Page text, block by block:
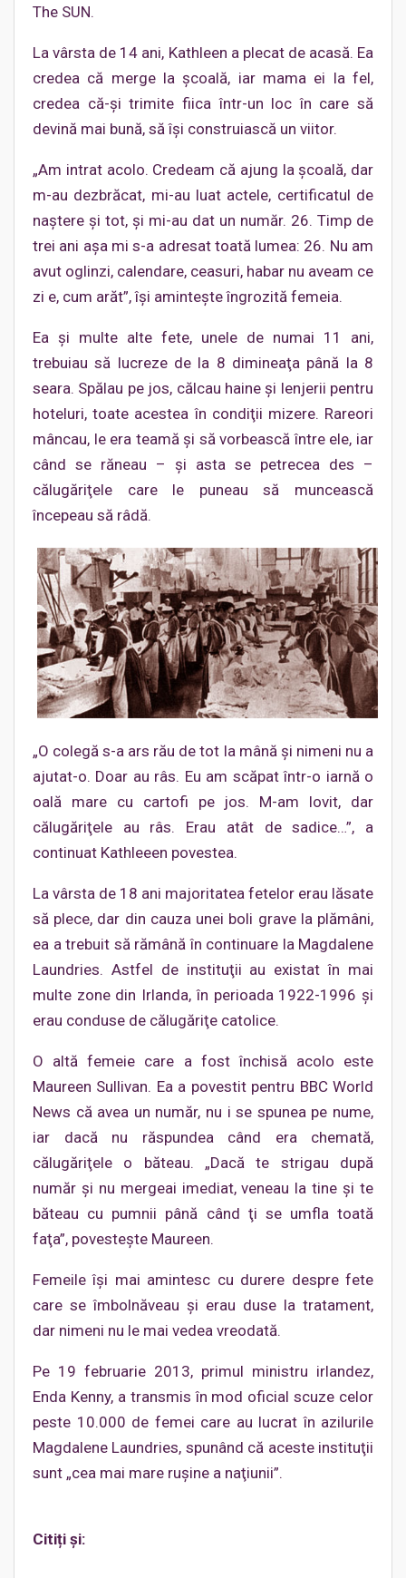
The SUN.
La vârsta de 14 ani, Kathleen a plecat de acasă. Ea
credea că merge la şcoală, iar mama ei la fel,
credea că-şi trimite fiica într-un loc în care să
devină mai bună, să îşi construiască un viitor.
„Am intrat acolo. Credeam că ajung la şcoală, dar
m-au dezbrăcat, mi-au luat actele, certificatul de
naştere şi tot, şi mi-au dat un număr. 26. Timp de
trei ani aşa mi s-a adresat toată lumea: 26. Nu am
avut oglinzi, calendare, ceasuri, habar nu aveam ce
zi e, cum arăt”, îşi aminteşte îngrozită femeia.
Ea şi multe alte fete, unele de numai 11 ani,
trebuiau să lucreze de la 8 dimineaţa până la 8
seara. Spălau pe jos, călcau haine şi lenjerii pentru
hoteluri, toate acestea în condiţii mizere. Rareori
mâncau, le era teamă şi să vorbească între ele, iar
când se răneau – şi asta se petrecea des –
călugăriţele care le puneau să muncească
începeau să râdă.
„O colegă s-a ars rău de tot la mână şi nimeni nu a
ajutat-o. Doar au râs. Eu am scăpat într-o iarnă o
oală mare cu cartofi pe jos. M-am lovit, dar
călugăriţele au râs. Erau atât de sadice…”, a
continuat Kathleeen povestea.
La vârsta de 18 ani majoritatea fetelor erau lăsate
să plece, dar din cauza unei boli grave la plămâni,
ea a trebuit să rămână în continuare la Magdalene
Laundries. Astfel de instituţii au existat în mai
multe zone din Irlanda, în perioada 1922-1996 şi
erau conduse de călugăriţe catolice.
O altă femeie care a fost închisă acolo este
Maureen Sullivan. Ea a povestit pentru BBC World
News că avea un număr, nu i se spunea pe nume,
iar dacă nu răspundea când era chemată,
călugăriţele o băteau. „Dacă te strigau după
număr şi nu mergeai imediat, veneau la tine şi te
băteau cu pumnii până când ţi se umfla toată
faţa”, povesteşte Maureen.
Femeile îşi mai amintesc cu durere despre fete
care se îmbolnăveau şi erau duse la tratament,
dar nimeni nu le mai vedea vreodată.
Pe 19 februarie 2013, primul ministru irlandez,
Enda Kenny, a transmis în mod oficial scuze celor
peste 10.000 de femei care au lucrat în azilurile
Magdalene Laundries, spunând că aceste instituţii
sunt „cea mai mare ruşine a naţiunii”.
Citiți și: